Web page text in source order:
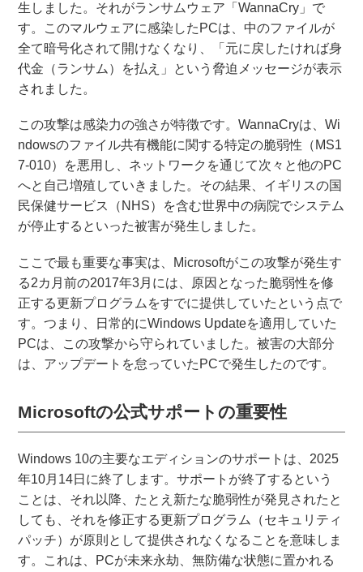
生しました。それがランサムウェア「WannaCry」で
す。このマルウェアに感染したPCは、中のファイルが
全て暗号化されて開けなくなり、「元に戻したければ身
代金（ランサム）を払え」という脅迫メッセージが表示
されました。
この攻撃は感染力の強さが特徴です。WannaCryは、Wi
ndowsのファイル共有機能に関する特定の脆弱性（MS1
7-010）を悪用し、ネットワークを通じて次々と他のPC
へと自己増殖していきました。その結果、イギリスの国
民保健サービス（NHS）を含む世界中の病院でシステム
が停止するといった被害が発生しました。
ここで最も重要な事実は、Microsoftがこの攻撃が発生す
る2カ月前の2017年3月には、原因となった脆弱性を修
正する更新プログラムをすでに提供していたという点で
す。つまり、日常的にWindows Updateを適用していた
PCは、この攻撃から守られていました。被害の大部分
は、アップデートを怠っていたPCで発生したのです。
Microsoftの公式サポートの重要性
Windows 10の主要なエディションのサポートは、2025
年10月14日に終了します。サポートが終了するという
ことは、それ以降、たとえ新たな脆弱性が発見されたと
しても、それを修正する更新プログラム（セキュリティ
パッチ）が原則として提供されなくなることを意味しま
す。これは、PCが未来永劫、無防備な状態に置かれる